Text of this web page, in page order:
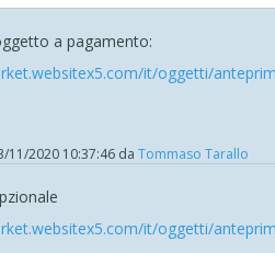
a pagamento:
it/oggetti/
11/2020 10:37:46 daTommaso Tarallo
it/oggetti/